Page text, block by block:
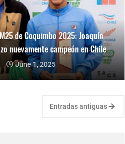
de Coquimbo 2025: Joaquín
nuevamente campeón en Chile
June 1, 2025
Entradas antiguas